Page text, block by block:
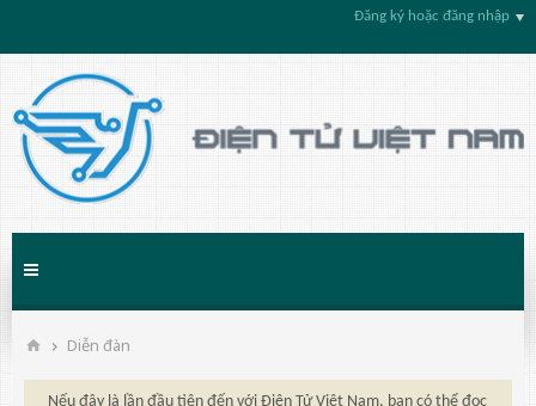
Đăng ký hoặc đăng nhập
Diễn đàn
Nếu đây là lần đầu tiên đến với Điện Tử Việt Nam, bạn có thể đọc